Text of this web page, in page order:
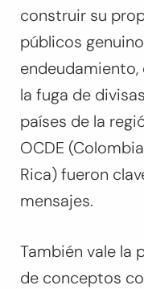
construir su
públicos
la fuga de
países de la
OCDE
Rica) fueron
mensajes.
También vale la
de conceptos